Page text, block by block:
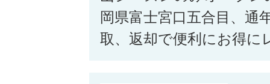
岡県富士宮口五合目、通
取、返却で便利にお得に